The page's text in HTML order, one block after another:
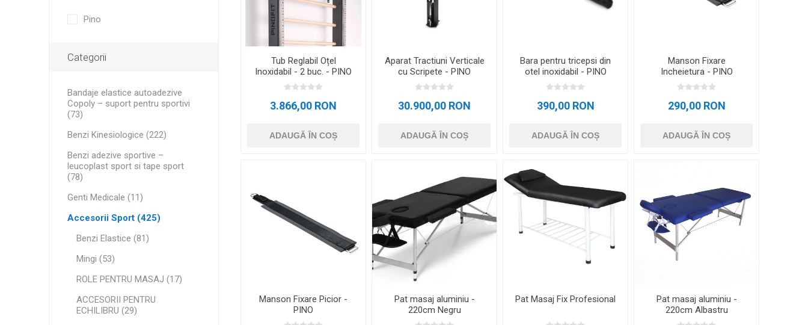
ACCESORII ANTRENAMENT DE
MAGNETOTERAPIE
Tub Reglabil Oțel
Inoxidabil - 2 buc. - PINO
3.866,00 RON
ADAUGĂ ÎN COȘ
Aparat Tractiuni Verticale
cu Scripete - PINO
30.900,00 RON
ADAUGĂ ÎN COȘ
Bara pentru tricepsi din
otel inoxidabil - PINO
390,00 RON
ADAUGĂ ÎN COȘ
Manson Fixare
Incheietura - PINO
290,00 RON
ADAUGĂ ÎN COȘ
Manson Fixare Picior -
PINO
Pat masaj aluminiu -
220cm Negru
Pat Masaj Fix Profesional
Pat masaj aluminiu -
220cm Albastru
Pino
Categorii
Bandaje elastice autoadezive
Copoly – suport pentru sportivi
(73)
Benzi Kinesiologice (222)
Benzi adezive sportive –
leucoplast sport si tape sport
(78)
Genti Medicale (11)
Accesorii Sport (425)
Benzi Elastice (81)
Mingi (53)
ROLE PENTRU MASAJ (17)
ACCESORII PENTRU
ECHILIBRU (29)